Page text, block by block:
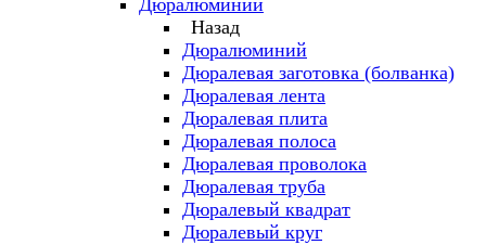
Дюралюминий
Назад
Дюралюминий
Дюралевая заготовка (болванка)
Дюралевая лента
Дюралевая плита
Дюралевая полоса
Дюралевая проволока
Дюралевая труба
Дюралевый квадрат
Дюралевый круг